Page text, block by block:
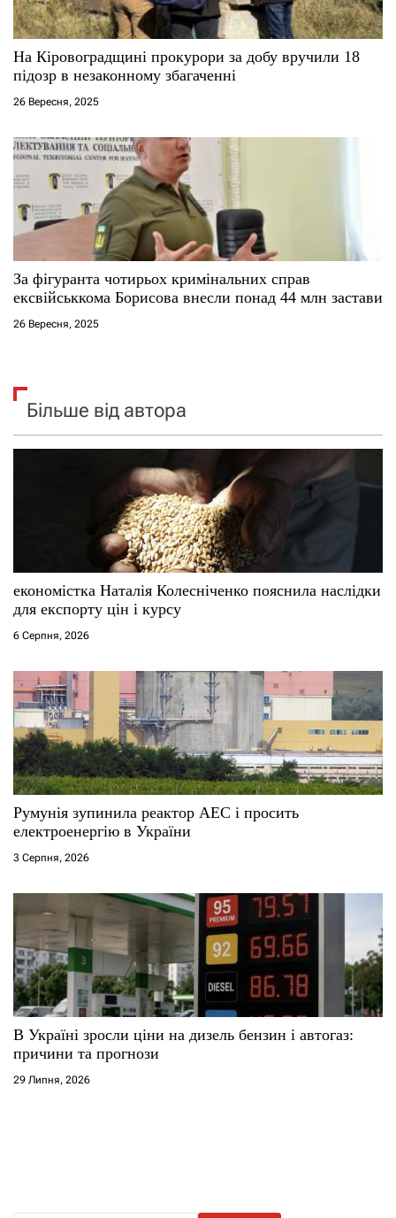
На Кіровоградщині прокурори за добу вручили 18
підозр в незаконному збагаченні
26 Вересня, 2025
За фігуранта чотирьох кримінальних справ
ексвійськкома Борисова внесли понад 44 млн застави
26 Вересня, 2025
Більше від автора
економістка Наталія Колесніченко пояснила наслідки
для експорту цін і курсу
6 Серпня, 2026
Румунія зупинила реактор АЕС і просить
електроенергію в України
3 Серпня, 2026
В Україні зросли ціни на дизель бензин і автогаз:
причини та прогнози
29 Липня, 2026